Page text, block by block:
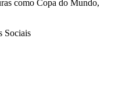
como Copa do Mundo,
Sociais